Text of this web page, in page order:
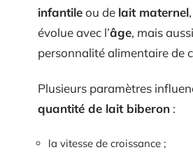
infantileou de lait maternel
évolue avec l’âge, mais
personnalité alimentaire de
Plusieurs paramètres
quantité de lait biberon :
la vitesse de croissance ;